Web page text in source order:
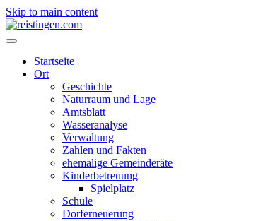
Skip to main content
Startseite
Ort
Geschichte
Naturraum und Lage
Amtsblatt
Wasseranalyse
Verwaltung
Zahlen und Fakten
ehemalige Gemeinderäte
Kinderbetreuung
Spielplatz
Schule
Dorferneuerung